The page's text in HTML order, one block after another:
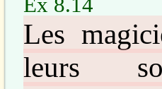
Les
leurs